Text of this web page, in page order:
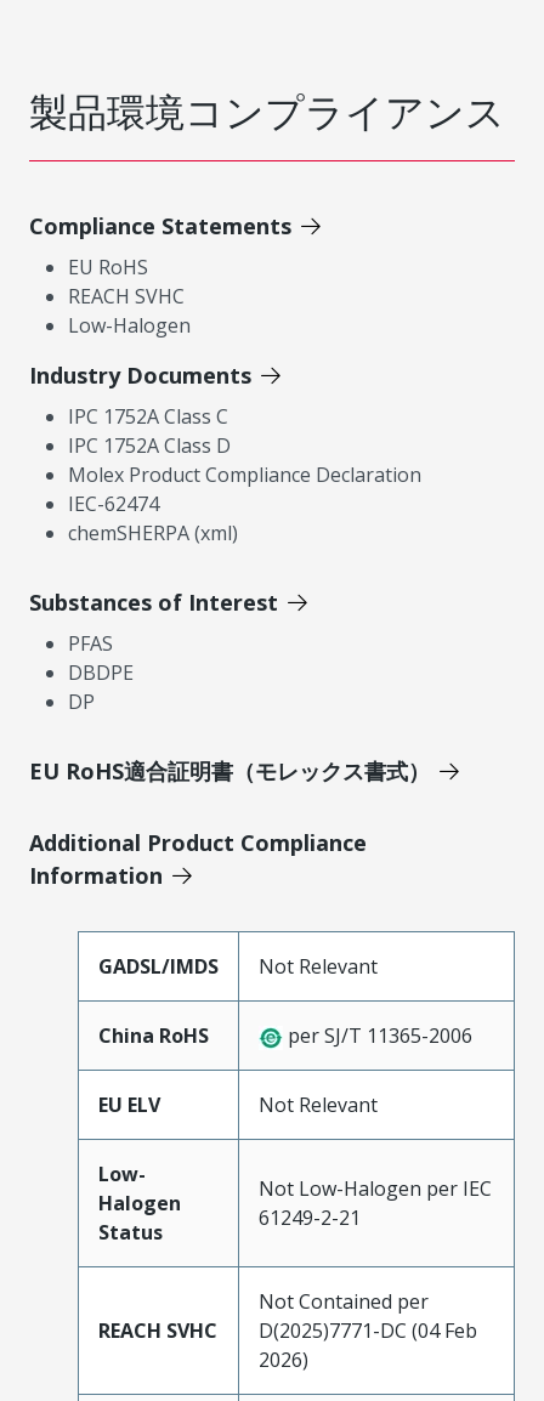
製品環境コンプライアンス
Compliance Statements
EU RoHS
REACH SVHC
Low-Halogen
Industry Documents
IPC 1752A Class C
IPC 1752A Class D
Molex Product Compliance Declaration
IEC-62474
chemSHERPA (xml)
Substances of Interest
PFAS
DBDPE
DP
EU RoHS適合証明書（モレックス書式）
Additional Product Compliance
Information
GADSL/IMDS Not Relevant
China RoHS per SJ/T 11365-2006
EU ELV Not Relevant
Low-
Halogen
Status
Not Low-Halogen per IEC
61249-2-21
REACH SVHC
Not Contained per
D(2025)7771-DC (04 Feb
2026)